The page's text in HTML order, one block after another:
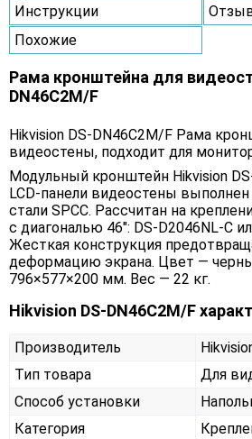
Инструкции
Похожие
Рама кронштейна для
DN46C2M/F
Hikvision DS-DN46C2M/F Рама
видеостены, подходит для
Модульный кронштейн Hikvision
LCD-панели видеостены выполнен
стали SPCC. Рассчитан на
с диагональю 46": DS-D2046NL-C
Жесткая конструкция
деформацию экрана. Цвет —
796×577×200 мм. Вес — 22 кг.
Hikvision DS-DN46C2M/F
Производитель
Тип товара
Для
Способ установки
Категория